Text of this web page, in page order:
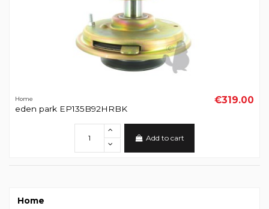
Home
eden park EP135B92HRBK
€319.00
Add to cart
Home